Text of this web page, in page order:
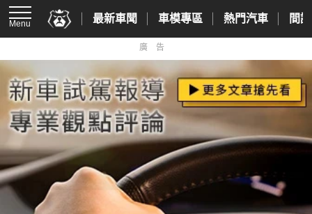
Menu 最新車聞 車模專區 熱門汽車 間
廣告